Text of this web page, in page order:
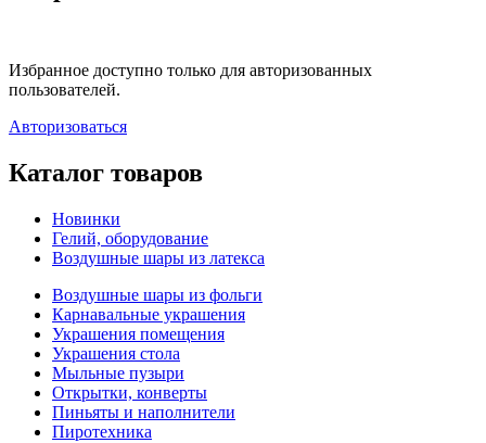
Избранное доступно только для авторизованных
пользователей.
Авторизоваться
Каталог товаров
Новинки
Гелий, оборудование
Воздушные шары из латекса
Воздушные шары из фольги
Карнавальные украшения
Украшения помещения
Украшения стола
Мыльные пузыри
Открытки, конверты
Пиньяты и наполнители
Пиротехника